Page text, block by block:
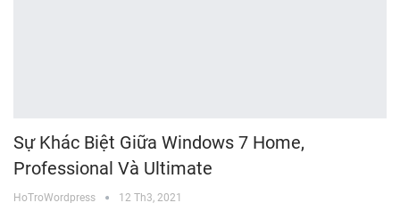
Sự Khác Biệt Giữa Windows 7 Home,
Professional Và Ultimate
HoTroWordpress 12 Th3, 2021